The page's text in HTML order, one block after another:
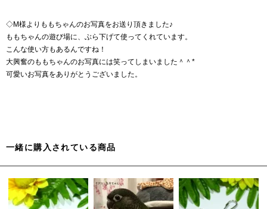
◇M様よりももちゃんのお写真をお送り頂きました♪
ももちゃんの遊び場に、ぶら下げて使ってくれています。
こんな使い方もあるんですね！
大興奮のももちゃんのお写真には笑ってしまいました＾＾*
可愛いお写真をありがとうございました。
一緒に購入されている商品